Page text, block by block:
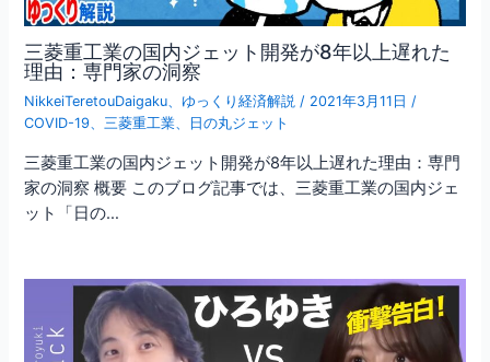
三菱重工業の国内ジェット開発が8年以上遅れた
理由：専門家の洞察
NikkeiTeretouDaigaku、ゆっくり経済解説 / 2021年3月11日 /
COVID-19、三菱重工業、 日の丸ジェット
三菱重工業の国内ジェット開発が8年以上遅れた理由：専門
家の洞察 概要 このブログ記事では、三菱重工業の国内ジェ
ット「日の…